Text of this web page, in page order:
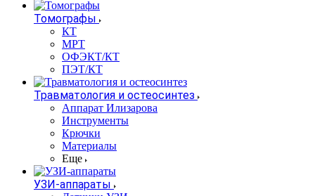
Томографы
КТ
МРТ
ОФЭКТ/КТ
ПЭТ/КТ
Травматология и остеосинтез
Аппарат Илизарова
Инструменты
Крючки
Материалы
Еще
УЗИ-аппараты